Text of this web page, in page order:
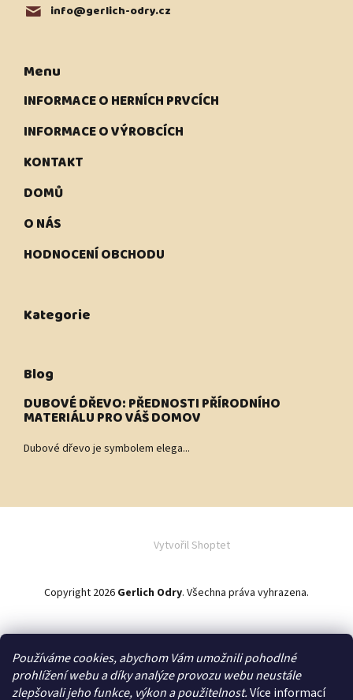
Používáme cookies, abychom Vám umožnili pohodlné
prohlížení webu a díky analýze provozu webu neustále
zlepšovali jeho funkce, výkon a použitelnost.Více informací
info@gerlich-odry.cz
Menu
INFORMACE O HERNÍCH PRVCÍCH
INFORMACE O VÝROBCÍCH
KONTAKT
DOMŮ
O NÁS
HODNOCENÍ OBCHODU
Kategorie
Blog
DUBOVÉ DŘEVO: PŘEDNOSTI PŘÍRODNÍHO
MATERIÁLU PRO VÁŠ DOMOV
Dubové dřevo je symbolem elega...
Vytvořil Shoptet
Copyright 2026 Gerlich Odry. Všechna práva vyhrazena.
Zakázková výroba